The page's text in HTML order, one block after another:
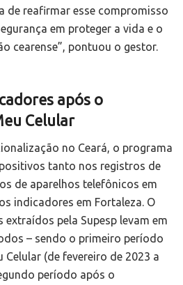
de reafirmar esse compromisso
em proteger a vida e o
cearense”, pontuou o gestor.
após o
Celular
no Ceará, o programa
tanto nos registros de
de aparelhos telefônicos em
indicadores em Fortaleza. O
pela Supesp levam em
– sendo o primeiro período
(de fevereiro de 2023 a
período após o